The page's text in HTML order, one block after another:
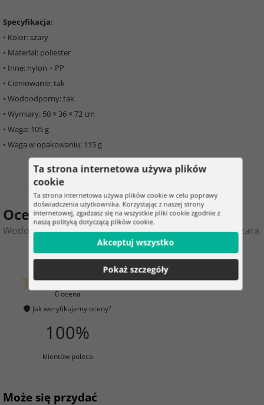
Specyfikacja:
• Kolor: szary
• Materiał: poliester
• Inne: nylon + PP
• Cieniowanie: tak
• Wodoodporny: tak
• Wymiary: 50 × 36 × 72 cm
• Waga: 105 g
• Waga w opakowaniu: 115 g
Ocena produktu
Wodoodporna osłona przeciwsłoneczna na wózek – szara
0
0 ocena
Jak weryfikujemy oceny?
3
100%
klientów poleca
Może się przydać
Ta strona internetowa używa plików
cookie
Ta strona internetowa używa plików cookie w celu poprawy
doświadczenia użytkownika. Korzystając z naszej strony
internetowej, zgadzasz się na wszystkie pliki cookie zgodnie z
naszą polityką dotyczącą plików cookie.
Akceptuj wszystko
Pokaż szczegóły